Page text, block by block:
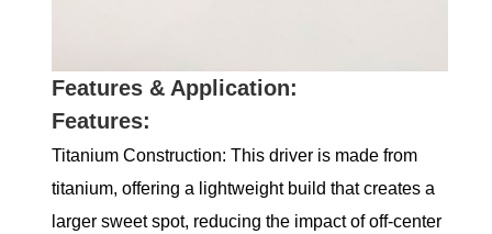
Features & Application:
Features:
Titanium Construction: This driver is made from
titanium, offering a lightweight build that creates a
larger sweet spot, reducing the impact of off-center